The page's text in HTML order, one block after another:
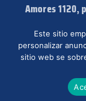
Amores 1120,
© IISI 2023. Todos
Este sitio
personalizar
sitio web se